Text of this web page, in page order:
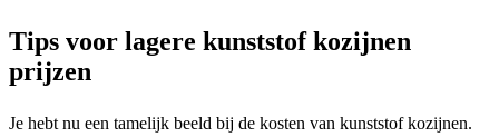
Tips voor lagere kunststof kozijnen
prijzen
Je hebt nu een tamelijk beeld bij de kosten van kunststof kozijnen.